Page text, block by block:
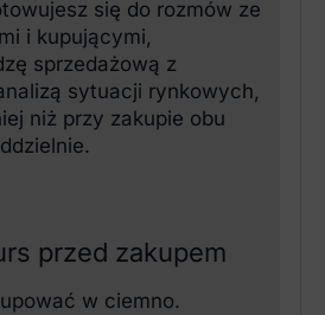
się do rozmów ze
i kupującymi,
sprzedażową z
sytuacji rynkowych,
niż przy zakupie obu
przed zakupem
w ciemno.